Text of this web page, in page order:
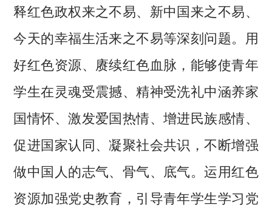
释红色政权来之不易、新中国来之不易、
今天的幸福生活来之不易等深刻问题。用
好红色资源、赓续红色血脉，能够使青年
学生在灵魂受震撼、精神受洗礼中涵养家
国情怀、激发爱国热情、增进民族感情、
促进国家认同、凝聚社会共识，不断增强
做中国人的志气、骨气、底气。运用红色
资源加强党史教育，引导青年学生学习党